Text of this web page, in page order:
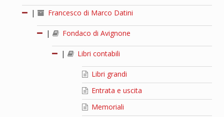
| Francesco di Marco Datini
| Fondaco di Avignone
| Libri contabili
Libri grandi
Entrata e uscita
Memoriali